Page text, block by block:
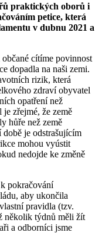
praktických oborů i
petice, která
v dubnu 2021 a
cítíme povinnost
dopadla na naši zemi.
rizik, která
zdraví obyvatel
opatření než
zřejmé, že země
hůře než země
je odstrašujícím
mohou vyústit
nedojde ke změně
pokračování
aby ukončila
pravidla (tzv.
několik týdnů měli žít
a odborníci jsme